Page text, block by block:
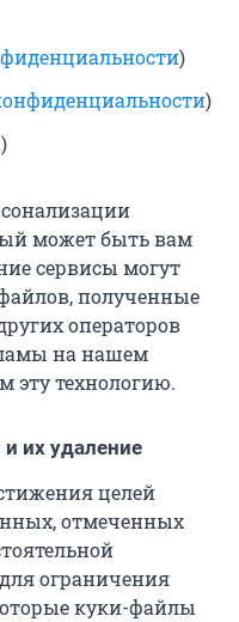
)
)
может быть вам
сервисы могут
полученные
операторов
на нашем
эту технологию.
их удаление
целей
отмеченных
ограничения
куки-файлы